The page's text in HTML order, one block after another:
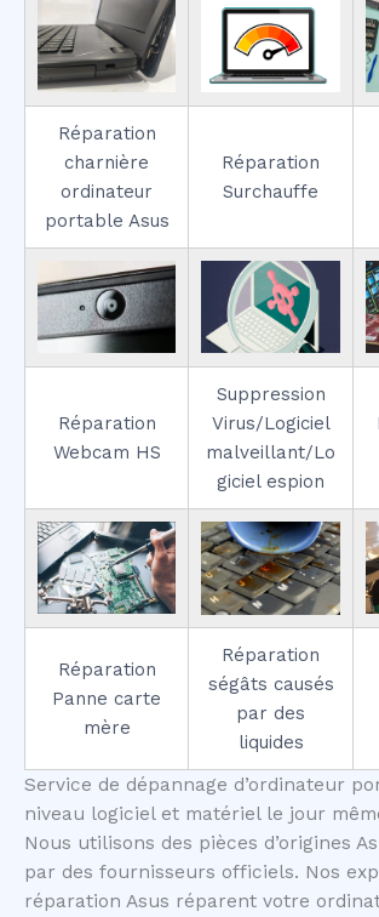
Réparation
charnière
ordinateur
portable Asus
Réparation
Surchauffe
Réparation
Webcam HS
Suppression
Virus/Logiciel
malveillant/Lo
giciel espion
Réparation
Panne carte
mère
Réparation
ségâts causés
par des
liquides
Service de dépannage d’ordinateur
niveau logiciel et matériel le jour
Nous utilisons des pièces d’origines
par des fournisseurs officiels. Nos
réparation Asus réparent votre